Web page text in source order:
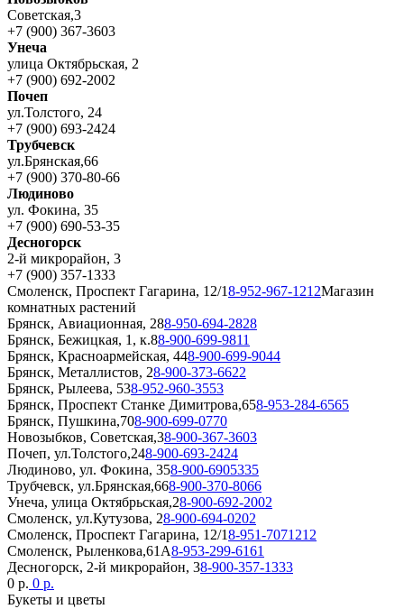
Советская,3
+7 (900) 367-3603
Унеча
улица Октябрьская, 2
+7 (900) 692-2002
Почеп
ул.Толстого, 24
+7 (900) 693-2424
Трубчевск
ул.Брянская,66
+7 (900) 370-80-66
Людиново
ул. Фокина, 35
+7 (900) 690-53-35
Десногорск
2-й микрорайон, 3
+7 (900) 357-1333
Смоленск, Проспект Гагарина, 12/18-952-967-1212Магазин
комнатных растений
Брянск, Авиационная, 288-950-694-2828
Брянск, Бежицкая, 1, к.88-900-699-9811
Брянск, Красноармейская, 448-900-699-9044
Брянск, Металлистов, 28-900-373-6622
Брянск, Рылеева, 538-952-960-3553
Брянск, Проспект Станке Димитрова,658-953-284-6565
Брянск, Пушкина,708-900-699-0770
Новозыбков, Советская,38-900-367-3603
Почеп, ул.Толстого,248-900-693-2424
Людиново, ул. Фокина, 358-900-6905335
Трубчевск, ул.Брянская,668-900-370-8066
Унеча, улица Октябрьская,28-900-692-2002
Смоленск, ул.Кутузова, 28-900-694-0202
Смоленск, Проспект Гагарина, 12/18-951-7071212
Смоленск, Рыленкова,61А8-953-299-6161
Десногорск, 2-й микрорайон, 38-900-357-1333
0 р. 0 р.
Букеты и цветы